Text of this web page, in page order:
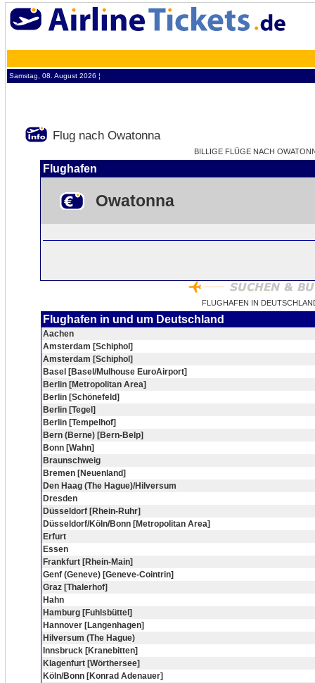
Samstag, 08. August 2026 ¦
Flug nach Owatonna
BILLIGE FLÜGE NACH
Flughafen
Owatonna
FLUGHAFEN IN
Flughafen in und um Deutschland
Aachen
Amsterdam [Schiphol]
Amsterdam [Schiphol]
Basel [Basel/Mulhouse EuroAirport]
Berlin [Metropolitan Area]
Berlin [Schönefeld]
Berlin [Tegel]
Berlin [Tempelhof]
Bern (Berne) [Bern-Belp]
Bonn [Wahn]
Braunschweig
Bremen [Neuenland]
Den Haag (The Hague)/Hilversum
Dresden
Düsseldorf [Rhein-Ruhr]
Düsseldorf/Köln/Bonn [Metropolitan Area]
Erfurt
Essen
Frankfurt [Rhein-Main]
Genf (Geneve) [Geneve-Cointrin]
Graz [Thalerhof]
Hahn
Hamburg [Fuhlsbüttel]
Hannover [Langenhagen]
Hilversum (The Hague)
Innsbruck [Kranebitten]
Klagenfurt [Wörthersee]
Köln/Bonn [Konrad Adenauer]